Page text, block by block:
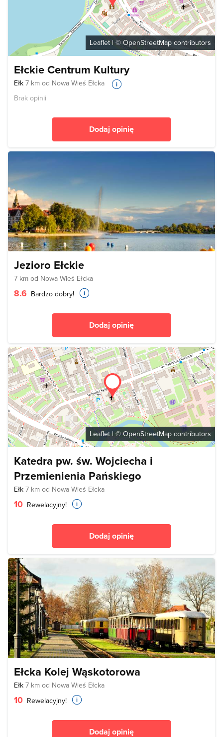
Leaflet| © OpenStreetMap contributors
Ełckie Centrum Kultury
Ełk 7 km od Nowa Wieś Ełcka
Brak opinii
Dodaj opinię
Jezioro Ełckie
7 km od Nowa Wieś Ełcka
8.6 Bardzo dobry!
Dodaj opinię
Leaflet | © OpenStreetMap contributors
Katedra pw. św. Wojciecha i
Przemienienia Pańskiego
Ełk 7 km od Nowa Wieś Ełcka
10 Rewelacyjny!
Dodaj opinię
Ełcka Kolej Wąskotorowa
Ełk 7 km od Nowa Wieś Ełcka
10 Rewelacyjny!
Dodaj opinię